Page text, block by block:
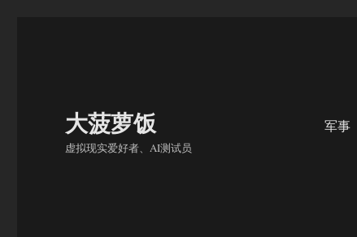
大菠萝饭
虚拟现实爱好者、AI测试员
军事